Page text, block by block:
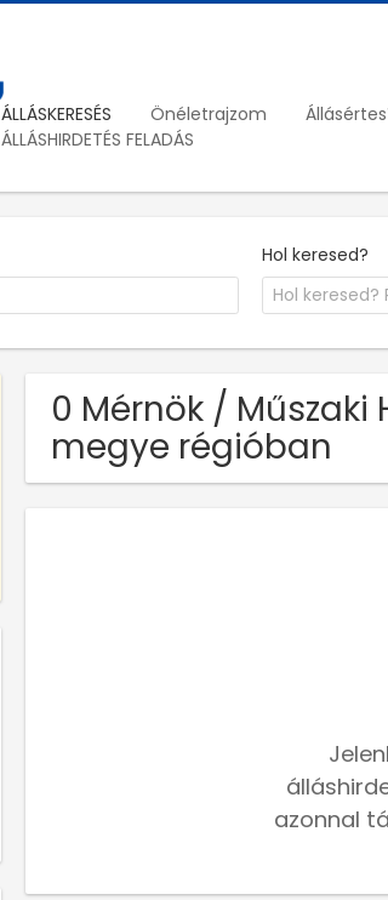
ÁLLÁSKERESÉS Önéletrajzom
ÁLLÁSHIRDETÉS FELADÁS
Hol keresed?
0 Mérnök / Műszaki
megye régióban
azonnal